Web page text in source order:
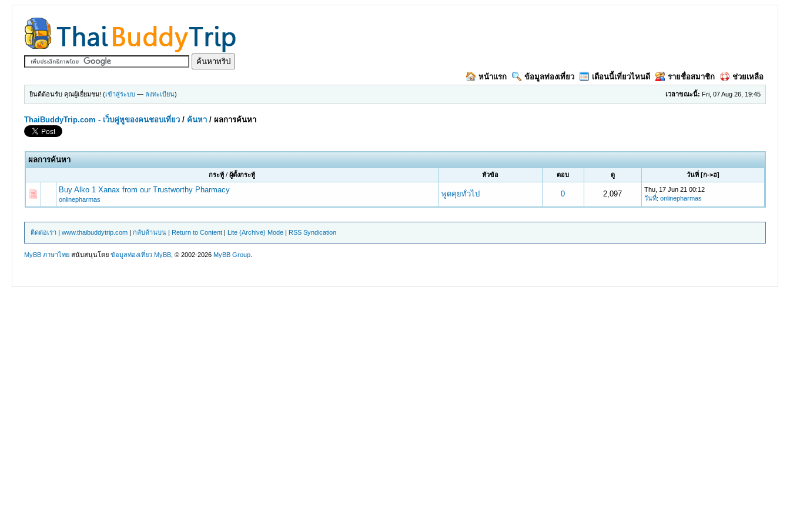
หน้าแรก ข้อมูลท่องเที่ยว เดือนนี้เที่ยวไหนดี รายชื่อสมาชิก ช่วยเหลือ
เวลาขณะนี้: Fri, 07 Aug 26, 19:45
ยินดีต้อนรับ คุณผู้เยี่ยมชม! (เข้าสู่ระบบ — ลงทะเบียน)
ThaiBuddyTrip.com - เว็บคู่หูของคนชอบเที่ยว / ค้นหา /ผลการค้นหา
ผลการค้นหา
กระทู้ / ผู้ตั้งกระทู้ หัวข้อ ตอบ ดู วันที่ [ก->ฮ]
Buy Alko 1 Xanax from our Trustworthy Pharmacy
onlinepharmas
พูดคุยทั่วไป 0 2,097
Thu, 17 Jun 21 00:12
วันที่: onlinepharmas
ติดต่อเรา |www.thaibuddytrip.com |กลับด้านบน | Return to Content | Lite (Archive) Mode | RSS Syndication
MyBB ภาษาไทย สนับสนุนโดยข้อมูลท่องเที่ยว MyBB , © 2002-2026MyBB Group